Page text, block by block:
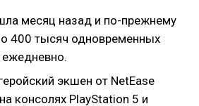
месяц назад и по-прежнему
400 тысяч одновременных
ежедневно.
экшен от NetEase
консолях PlayStation 5 и